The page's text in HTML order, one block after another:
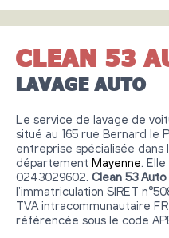
CLEAN 53
LAVAGE AUTO
Le service de lavage de
situé au 165 rue Bernard le
entreprise spécialisée
département Mayenne.
0243029602. Clean 53
l'immatriculation SIRET
TVA intracommunautaire
référencée sous le code